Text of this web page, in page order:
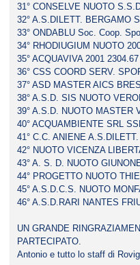
31° CONSELVE NUOTO
32° A.S.DILETT. BERGAMO
33° ONDABLU Soc. Coop.
34° RHODIUGIUM NUOTO
35° ACQUAVIVA 2001
36° CSS COORD SERV.
37° ASD MASTER AICS
38° A.S.D. SIS NUOTO
39° A.S.D. NUOTO MASTER
40° ACQUAMBIENTE SRL
41° C.C. ANIENE
42° NUOTO VICENZA
43° A. S. D. NUOTO
44° PROGETTO NUOTO
45° A.S.D.C.S. NUOTO
46° A.S.D.RARI NANTES
UN GRANDE
PARTECIPATO.
Antonio e tutto lo staff di